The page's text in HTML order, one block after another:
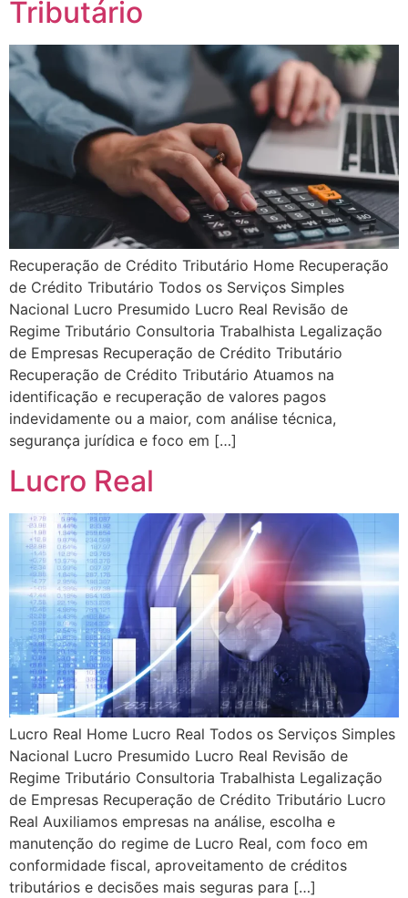
Tributário
Recuperação de Crédito Tributário Home Recuperação
de Crédito Tributário Todos os Serviços Simples
Nacional Lucro Presumido Lucro Real Revisão de
Regime Tributário Consultoria Trabalhista Legalização
de Empresas Recuperação de Crédito Tributário
Recuperação de Crédito Tributário Atuamos na
identificação e recuperação de valores pagos
indevidamente ou a maior, com análise técnica,
segurança jurídica e foco em […]
Lucro Real
Lucro Real Home Lucro Real Todos os Serviços Simples
Nacional Lucro Presumido Lucro Real Revisão de
Regime Tributário Consultoria Trabalhista Legalização
de Empresas Recuperação de Crédito Tributário Lucro
Real Auxiliamos empresas na análise, escolha e
manutenção do regime de Lucro Real, com foco em
conformidade fiscal, aproveitamento de créditos
tributários e decisões mais seguras para […]